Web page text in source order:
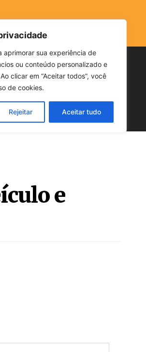
aprimorar sua experiência de
ou conteúdo personalizado e
clicar em “Aceitar todos”, você
de cookies.
Rejeitar Aceitar tudo
Buscar
ECONOMIA
e